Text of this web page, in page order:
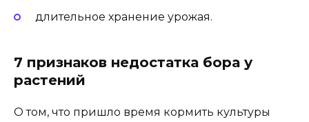
длительное хранение урожая.
7 признаков недостатка бора у
растений
О том, что пришло время кормить культуры